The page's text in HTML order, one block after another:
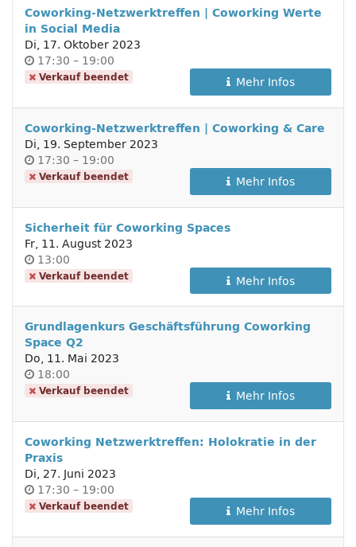
Coworking-Netzwerktreffen | Coworking Werte
in Social Media
Di, 17. Oktober 2023
Uhrzeit
17:30 –bis
19:00
Verkauf beendet Mehr Infos
Coworking-Netzwerktreffen | Coworking & Care
Di, 19. September 2023
Uhrzeit
17:30 –bis
19:00
Verkauf beendet Mehr Infos
Sicherheit für Coworking Spaces
Fr, 11. August 2023
Uhrzeit
13:00
Verkauf beendet Mehr Infos
Grundlagenkurs Geschäftsführung Coworking
Space Q2
Do, 11. Mai 2023
Uhrzeit
18:00
Verkauf beendet Mehr Infos
Coworking Netzwerktreffen: Holokratie in der
Praxis
Di, 27. Juni 2023
Uhrzeit
17:30 –bis
19:00
Verkauf beendet Mehr Infos